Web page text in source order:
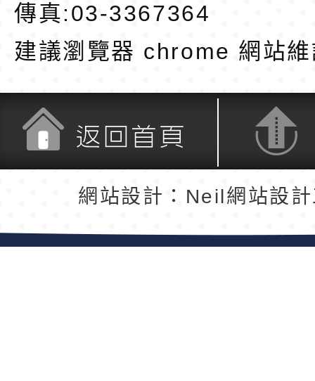
傳真:03-3367364
建議瀏覽器 chrome 網站
返回頂端
網站設計：Neil網站設